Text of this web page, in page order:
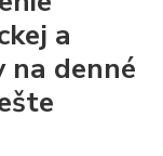
a
na denné